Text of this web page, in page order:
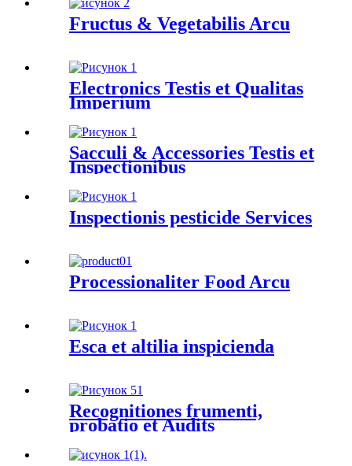
Fructus & Vegetabilis Arcu
Electronics Testis et Qualitas
Imperium
Sacculi & Accessories Testis et
Inspectionibus
Inspectionis pesticide Services
Processionaliter Food Arcu
Esca et altilia inspicienda
Recognitiones frumenti,
probatio et Audits